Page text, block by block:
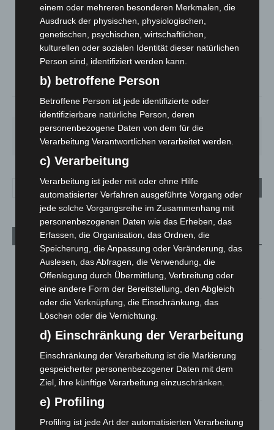
LANGENHAGEN
Überwiegend Bewölkt
21°C 21.7°
FR.
21°
SA.
26°
SO.
32°
MO.
31° 23
Aktuelle Beiträge
Niedersachsen: Feuerwehrkräfte kehren nach
Waldbrandeinsatz aus Spanien zurück
7. August 2026
Hannover: Erste Tigermücken-Population in Niedersachsen
7. August 2026
Brand im „Haus der Begegnung“ in Neuwarmbüchen schnell
eingedämmt
6. August 2026
Region Hannover: 21 neue Notfallsanitäter starten beim
Roten Kreuz
einem oder mehreren besonderen Merkmalen, die
Ausdruck der physischen, physiologischen,
genetischen, psychischen, wirtschaftlichen,
kulturellen oder sozialen Identität dieser natürlichen
Person sind, identifiziert werden kann.
b) betroffene Person
Betroffene Person ist jede identifizierte oder
identifizierbare natürliche Person, deren
personenbezogene Daten von dem für die
Verarbeitung Verantwortlichen verarbeitet werden.
c) Verarbeitung
Verarbeitung ist jeder mit oder ohne Hilfe
automatisierter Verfahren ausgeführte Vorgang oder
jede solche Vorgangsreihe im Zusammenhang mit
personenbezogenen Daten wie das Erheben, das
Erfassen, die Organisation, das Ordnen, die
Speicherung, die Anpassung oder Veränderung, das
Auslesen, das Abfragen, die Verwendung, die
Offenlegung durch Übermittlung, Verbreitung oder
eine andere Form der Bereitstellung, den Abgleich
oder die Verknüpfung, die Einschränkung, das
Löschen oder die Vernichtung.
d) Einschränkung der Verarbeitung
Einschränkung der Verarbeitung ist die Markierung
gespeicherter personenbezogener Daten mit dem
Ziel, ihre künftige Verarbeitung einzuschränken.
e) Profiling
Profiling ist jede Art der automatisierten Verarbeitung